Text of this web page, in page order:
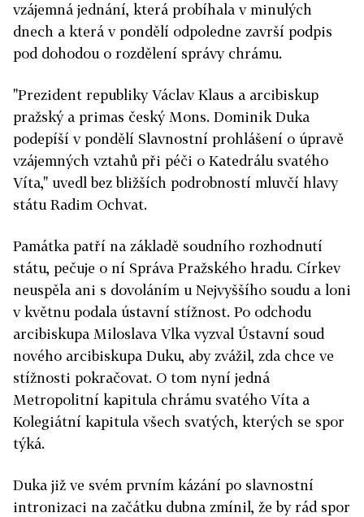
vzájemná jednání, která probíhala v minulých
dnech a která v pondělí odpoledne završí podpis
pod dohodou o rozdělení správy chrámu.
"Prezident republiky Václav Klaus a arcibiskup
pražský a primas český Mons. Dominik Duka
podepíší v pondělí Slavnostní prohlášení o úpravě
vzájemných vztahů při péči o Katedrálu svatého
Víta," uvedl bez bližších podrobností mluvčí hlavy
státu Radim Ochvat.
Památka patří na základě soudního rozhodnutí
státu, pečuje o ní Správa Pražského hradu. Církev
neuspěla ani s dovoláním u Nejvyššího soudu a loni
v květnu podala ústavní stížnost. Po odchodu
arcibiskupa Miloslava Vlka vyzval Ústavní soud
nového arcibiskupa Duku, aby zvážil, zda chce ve
stížnosti pokračovat. O tom nyní jedná
Metropolitní kapitula chrámu svatého Víta a
Kolegiátní kapitula všech svatých, kterých se spor
týká.
Duka již ve svém prvním kázání po slavnostní
intronizaci na začátku dubna zmínil, že by rád spor